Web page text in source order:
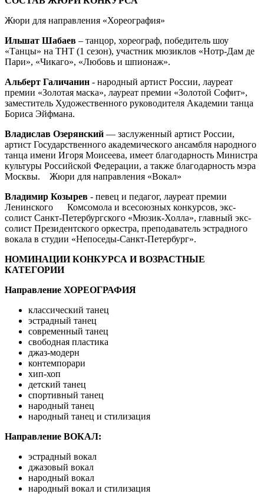
Жюри для направления «Хореография»
Ильшат Шабаев – танцор, хореограф, победитель шоу
«Танцы» на ТНТ (1 сезон), участник мюзиклов «Нотр-Дам де
Пари», «Чикаго», «Любовь и шпионаж».
Альберт Галичанин - народный артист России, лауреат
премии «Золотая маска», лауреат премии «Золотой Софит»,
заместитель Художественного руководителя Академии танца
Бориса Эйфмана.
Владислав Озерянский — заслуженный артист России,
артист Государственного академического ансамбля народного
танца имени Игоря Моисеева, имеет благодарность Министра
культуры Российской Федерации, а также благодарность мэра
Москвы. Жюри для направления «Вокал»
Владимир Козырев - певец и педагог, лауреат премии
Ленинского Комсомола и всесоюзных конкурсов, экс-
солист Санкт-Петербургского «Мюзик-Холла», главный экс-
солист Президентского оркестра, преподаватель эстрадного
вокала в студии «Непоседы-Санкт-Петербург».
НОМИНАЦИИ КОНКУРСА И ВОЗРАСТНЫЕ
КАТЕГОРИИ
Направление ХОРЕОГРАФИЯ
классический танец
эстрадный танец
современный танец
свободная пластика
джаз-модерн
контемпорари
хип-хоп
детский танец
спортивный танец
народный танец
народный танец и стилизация
Направление ВОКАЛ:
эстрадный вокал
джазовый вокал
народный вокал
народный вокал и стилизация